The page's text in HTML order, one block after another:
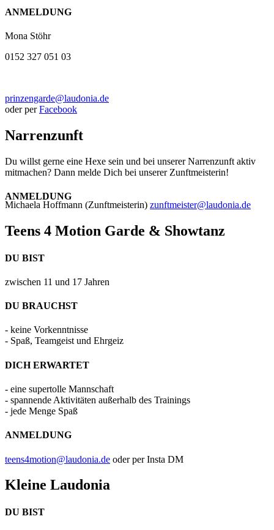
ANMELDUNG
Mona Stöhr
0152 327 051 03
prinzengarde@laudonia.de
oder perFacebook
Narrenzunft
Du willst gerne eine Hexe sein und bei unserer Narrenzunft aktiv
mitmachen? Dann melde Dich bei unserer Zunftmeisterin!
ANMELDUNG
Michaela Hoffmann (Zunftmeisterin) zunftmeister@laudonia.de
Teens 4 Motion Garde & Showtanz
DU BIST
zwischen 11 und 17 Jahren
DU BRAUCHST
- keine Vorkenntnisse
- Spaß, Teamgeist und Ehrgeiz
DICH ERWARTET
- eine supertolle Mannschaft
- spannende Aktivitäten außerhalb des Trainings
- jede Menge Spaß
ANMELDUNG
teens4motion@laudonia.de oder per Insta DM
Kleine Laudonia
DU BIST